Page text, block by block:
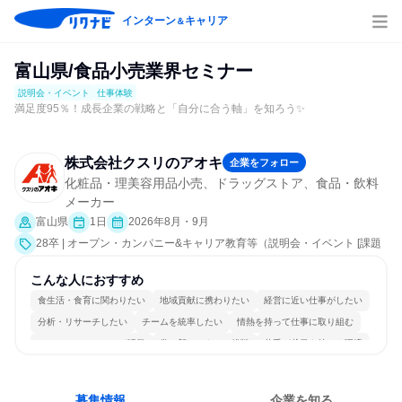
インターン＆キャリア
富山県/食品小売業界セミナー
説明会・イベント 仕事体験
満足度95％！成長企業の戦略と「自分に合う軸」を知ろう✨
株式会社クスリのアオキ 企業をフォロー
化粧品・理美容用品小売、ドラッグストア、食品・飲料
メーカー
富山県 1日
2026年8月・9月
28卒 | オープン・カンパニー&キャリア教育等（説明会・イベント [課題
仕事体験）
こんな人におすすめ
食生活・食育に関わりたい 地域貢献に携わりたい 経営に近い仕事がしたい
分析・リサーチしたい チームを統率したい 情熱を持って仕事に取り組む
コミュニケーションが活発 常に新しいものに挑戦 若手が裁量を持てる環境